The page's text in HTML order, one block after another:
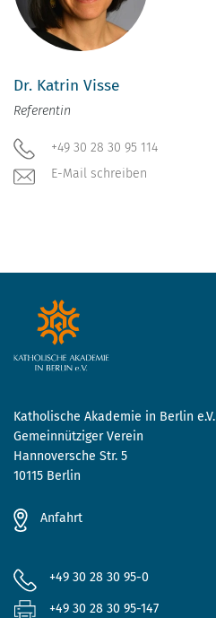
Dr. Katrin Visse
Referentin
+49 30 28 30 95 114
E-Mail schreiben
Katholische Akademie in Berlin e.V.
Gemeinnütziger Verein
Hannoversche Str. 5
10115 Berlin
Anfahrt
+49 30 28 30 95-0
+49 30 28 30 95-147